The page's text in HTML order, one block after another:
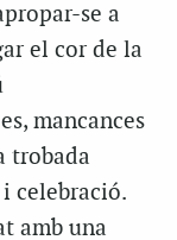
se a
el cor de la
mancances
trobada
celebració.
amb una